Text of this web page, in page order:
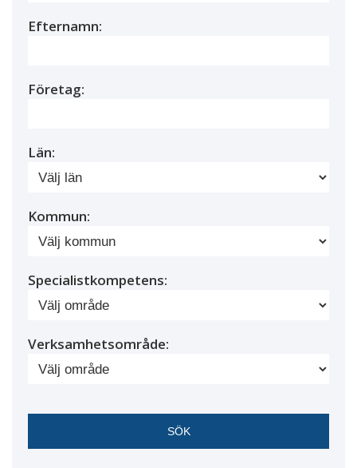
Efternamn:
Företag:
Län:
Kommun:
Specialistkompetens:
Verksamhetsområde: